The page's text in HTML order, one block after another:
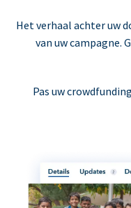
Het verhaal achter uw
van uw campagne.
Pas uw